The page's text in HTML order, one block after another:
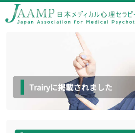
Trairyに掲載されました